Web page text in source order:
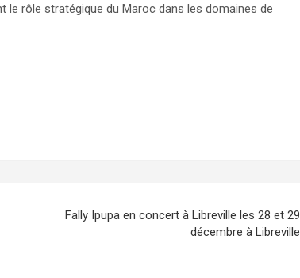
le rôle stratégique du Maroc dans les domaines de
Fally Ipupa en concert à Libreville les 28 et 29
décembre à Libreville